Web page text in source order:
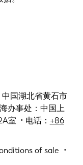
国湖北省黄石市
办事处：中国上
室 • 电话： +86
of sale